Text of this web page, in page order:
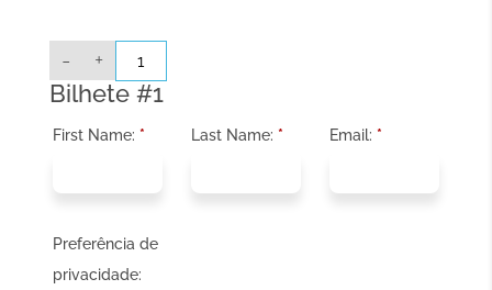
-
ONLINE:
ON99
Diversidade
cultural
Um
de
+
Bilhete #1
First Name: * Last Name: * Email: *
Preferência de
privacidade: